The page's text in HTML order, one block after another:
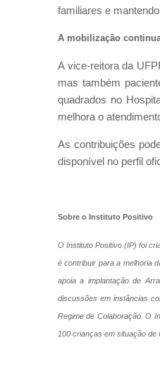
familiares e
A mobilização
A vice-reitora da
mas também
quadrados no
melhora o
As contribuições
disponível no perfil
Sobre o Instituto Positivo
O Instituto Positivo (IP) foi
é contribuir para a melhoria
apoia a implantação de
discussões em instâncias
Regime de Colaboração. O
100 crianças em situação de